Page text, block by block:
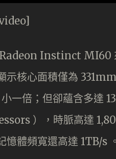
Instinct MI60
示核心面積僅為 331mm
一倍；但卻蘊含多達
），時脈高達
憶體頻寬還高達 1TB/s 。